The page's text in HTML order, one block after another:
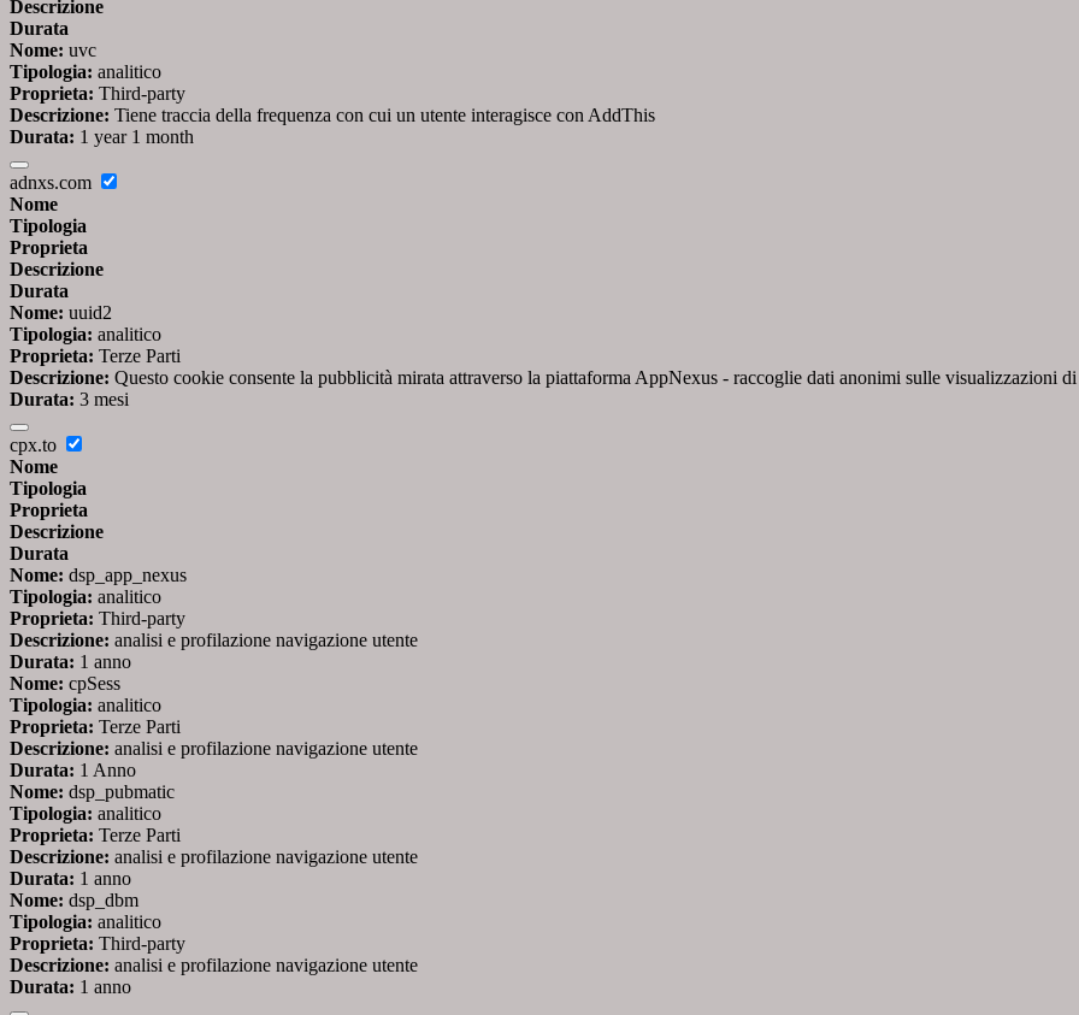
Descrizione
Durata
Nome: uvc
Tipologia: analitico
Proprieta: Third-party
Descrizione: Tiene traccia della frequenza con cui un utente interagisce con AddThis
Durata: 1 year 1 month
adnxs.com
Nome
Tipologia
Proprieta
Descrizione
Durata
Nome: uuid2
Tipologia: analitico
Proprieta: Terze Parti
Descrizione: Questo cookie consente la pubblicità mirata attraverso la piattaforma AppNexus - raccoglie dati anonimi sulle visualizzazioni
Durata: 3 mesi
cpx.to
Nome
Tipologia
Proprieta
Descrizione
Durata
Nome: dsp_app_nexus
Tipologia: analitico
Proprieta: Third-party
Descrizione: analisi e profilazione navigazione utente
Durata: 1 anno
Nome: cpSess
Tipologia: analitico
Proprieta: Terze Parti
Descrizione: analisi e profilazione navigazione utente
Durata: 1 Anno
Nome: dsp_pubmatic
Tipologia: analitico
Proprieta: Terze Parti
Descrizione: analisi e profilazione navigazione utente
Durata: 1 anno
Nome: dsp_dbm
Tipologia: analitico
Proprieta: Third-party
Descrizione: analisi e profilazione navigazione utente
Durata: 1 anno